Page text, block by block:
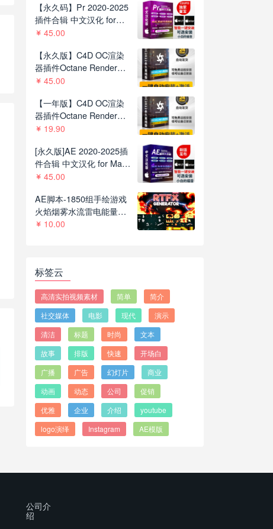
【永久码】Pr 2020-2025
插件合辑 中文汉化 for
Mac苹果系统平面跟踪降
红巨人系列等插件一键安
装包
45.00
【永久版】C4D OC渲染
器插件Octane Render
2022.1 R8一键安装版支持
45.00
【一年版】C4D OC渲染
器插件Octane Render
2022.1R8一键安装版支持
19.90
[永久版]AE 2020-2025插
件合辑 中文汉化 for Mac
苹果系统三维模型光效粒
装包
45.00
AE脚本-1850组手绘游戏
火焰烟雾水流雷电能量MG
动画+通道视频素材
10.00
标签云
高清实拍视频素材 简单
简介
社交媒体
电影 现代
演示
清洁
标题 时尚
文本
故事
排版 快速
开场白
广播
广告 幻灯片
商业
动画
动态 公司
促销
优雅
企业 介绍
youtube
logo演绎
Instagram AE模版
公司介
绍